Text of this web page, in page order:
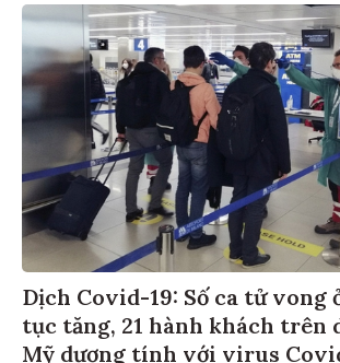
Dịch Covid-19: Số ca tử vong
tục tăng, 21 hành khách trên
Mỹ dương tính với virus